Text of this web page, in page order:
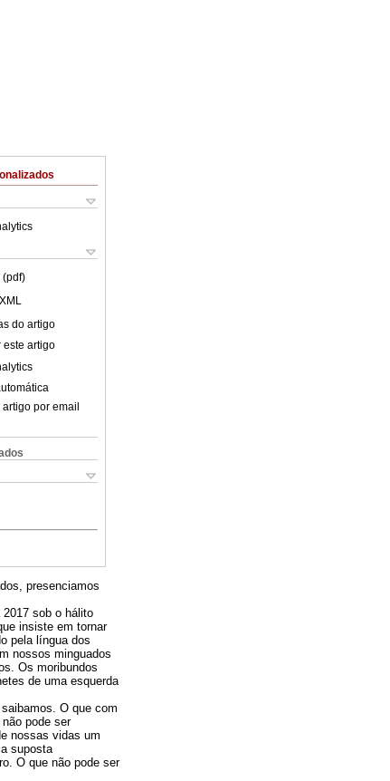
(pdf)
do artigo
este artigo
por email
presenciamos
sob o hálito
insiste em tornar
pela língua dos
nossos minguados
Os moribundos
de uma esquerda
O que com
pode ser
nossas vidas um
suposta
O que não pode ser